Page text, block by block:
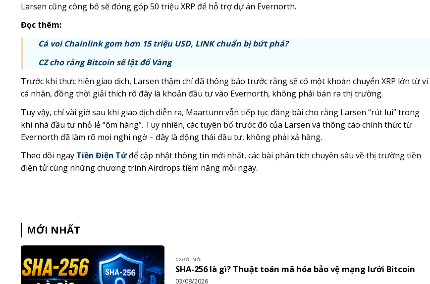
Larsen cũng công bố sẽ đóng góp 50 triệu XRP để hỗ trợ dự án Evernorth.
Đọc thêm:
Cá voi Chainlink gom hơn 15 triệu USD, LINK chuẩn bị bứt phá?
CZ cho rằng Bitcoin sẽ lật đổ Vàng
Trước khi thực hiện giao dịch, Larsen thậm chí đã thông báo trước rằng sẽ có một khoản chuyển XRP lớn từ ví
cá nhân, đồng thời giải thích rõ đây là khoản đầu tư vào Evernorth, không phải bán ra thị trường.
Tuy vậy, chỉ vài giờ sau khi giao dịch diễn ra, Maartunn vẫn tiếp tục đăng bài cho rằng Larsen “rút lui” trong
khi nhà đầu tư nhỏ lẻ “ôm hàng”. Tuy nhiên, các tuyên bố trước đó của Larsen và thông cáo chính thức từ
Evernorth đã làm rõ mọi nghi ngờ – đây là động thái đầu tư, không phải xả hàng.
Theo dõi ngay Tiền Điện Tửđể cập nhật thông tin mới nhất, các bài phân tích chuyên sâu về thị trường tiền
điện tử cùng những chương trình Airdrops tiềm năng mỗi ngày.
MỚI NHẤT
NGƯỜI MỚI
SHA-256 là gì? Thuật toán mã hóa bảo vệ mạng lưới Bitcoin
03/08/2026